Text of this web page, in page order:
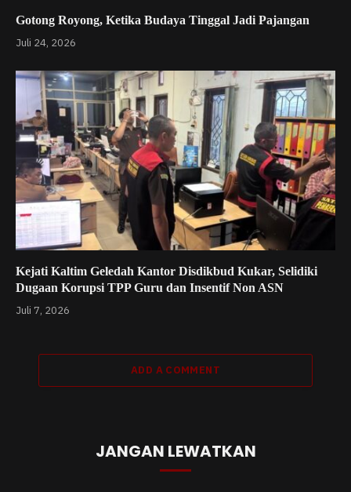
Gotong Royong, Ketika Budaya Tinggal Jadi Pajangan
Juli 24, 2026
Kejati Kaltim Geledah Kantor Disdikbud Kukar, Selidiki
Dugaan Korupsi TPP Guru dan Insentif Non ASN
Juli 7, 2026
ADD A COMMENT
JANGAN LEWATKAN